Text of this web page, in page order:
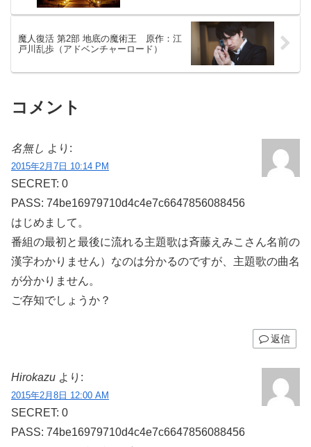
弾であった作品です。
魔人復活 第2部 地底の魔術王 原作：江
戸川乱歩（アドベンチャーロード）
コメント
名無し より:
2015年2月7日 10:14 PM
SECRET: 0
PASS: 74be16979710d4c4e7c6647856088456
はじめまして。
番組の最初と最後に流れる主題歌は斉藤えみこさん名前の
漢字わかりません）なのは分かるのですが、主題歌の曲名
が分かりません。
ご存知でしょうか？
返信
Hirokazu より:
2015年2月8日 12:00 AM
SECRET: 0
PASS: 74be16979710d4c4e7c6647856088456